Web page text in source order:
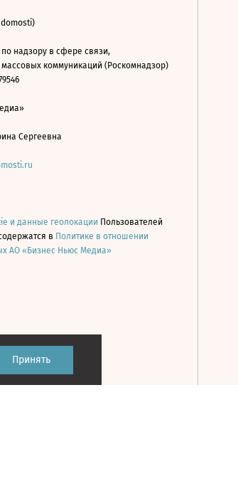
Принять
надзору в сфере связи,
коммуникаций (Роскомнадзор)
Сергеевна
и данные геолокации Пользователей
в Политике в отношении
АО «Бизнес Ньюс Медиа»